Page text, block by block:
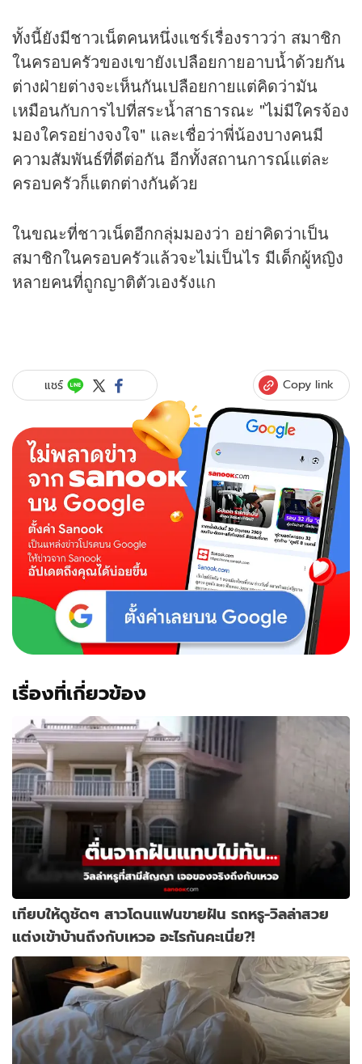
ทั้งนี้ยังมีชาวเน็ตคนหนึ่งแชร์เรื่องราวว่า สมาชิก
ในครอบครัวของเขายังเปลือยกายอาบน้ำด้วยกัน
ต่างฝ่ายต่างจะเห็นกันเปลือยกายแต่คิดว่ามัน
เหมือนกับการไปที่สระน้ำสาธารณะ "ไม่มีใครจ้อง
มองใครอย่างจงใจ" และเชื่อว่าพี่น้องบางคนมี
ความสัมพันธ์ที่ดีต่อกัน อีกทั้งสถานการณ์แต่ละ
ครอบครัวก็แตกต่างกันด้วย
ในขณะที่ชาวเน็ตอีกกลุ่มมองว่า อย่าคิดว่าเป็น
สมาชิกในครอบครัวแล้วจะไม่เป็นไร มีเด็กผู้หญิง
หลายคนที่ถูกญาติตัวเองรังแก
แชร์ Copy link
เรื่องที่เกี่ยวข้อง
เทียบให้ดูชัดๆ สาวโดนแฟนขายฝัน รถหรู-วิลล่าสวย
แต่งเข้าบ้านถึงกับเหวอ อะไรกันคะเนี่ย?!